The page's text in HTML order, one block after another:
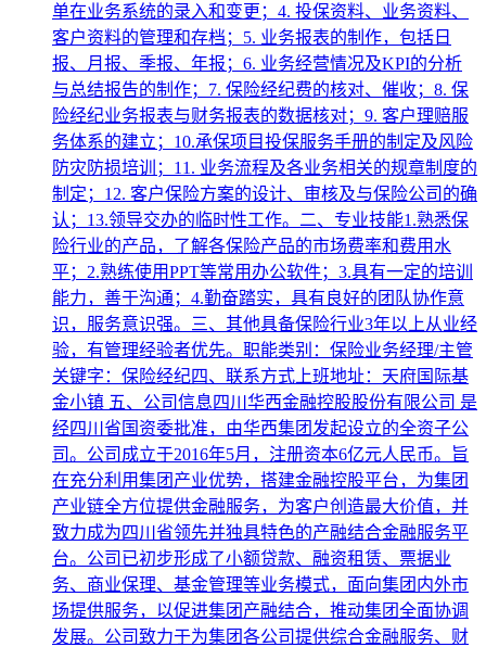
单在业务系统的录入和变更；4. 投保资料、业务资料、
客户资料的管理和存档；5. 业务报表的制作，包括日
报、月报、季报、年报；6. 业务经营情况及KPI的分析
与总结报告的制作；7. 保险经纪费的核对、催收；8. 保
险经纪业务报表与财务报表的数据核对；9. 客户理赔服
务体系的建立；10.承保项目投保服务手册的制定及风险
防灾防损培训；11. 业务流程及各业务相关的规章制度的
制定；12. 客户保险方案的设计、审核及与保险公司的确
认；13.领导交办的临时性工作。二、专业技能1.熟悉保
险行业的产品，了解各保险产品的市场费率和费用水
平；2.熟练使用PPT等常用办公软件；3.具有一定的培训
能力，善于沟通；4.勤奋踏实，具有良好的团队协作意
识，服务意识强。三、其他具备保险行业3年以上从业经
验，有管理经验者优先。职能类别：保险业务经理/主管
关键字：保险经纪四、联系方式上班地址：天府国际基
金小镇 五、公司信息四川华西金融控股股份有限公司 是
经四川省国资委批准，由华西集团发起设立的全资子公
司。公司成立于2016年5月，注册资本6亿元人民币。旨
在充分利用集团产业优势，搭建金融控股平台，为集团
产业链全方位提供金融服务，为客户创造最大价值，并
致力成为四川省领先并独具特色的产融结合金融服务平
台。公司已初步形成了小额贷款、融资租赁、票据业
务、商业保理、基金管理等业务模式，面向集团内外市
场提供服务，以促进集团产融结合，推动集团全面协调
发展。公司致力于为集团各公司提供综合金融服务、财